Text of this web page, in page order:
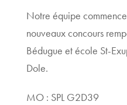
Notre équipe
nouveaux concours
Bédugue et école St-
Dole.
MO : SPL G2D39